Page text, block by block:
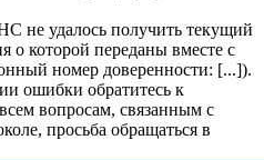
не удалось получить текущий
о которой переданы вместе с
номер доверенности: [...]).
ошибки обратитесь к
вопросам, связанным с
просьба обращаться в